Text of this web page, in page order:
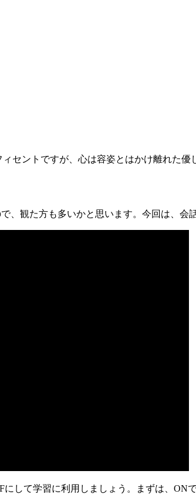
セントですが、心は容姿とはかけ離れた
、観た方も多いかと思います。今回は、会
して学習に利用しましょう。まずは、ON